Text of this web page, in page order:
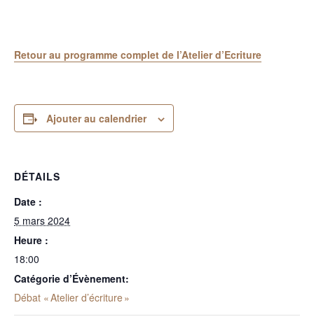
Retour au programme complet de l’Atelier d’Ecriture
Ajouter au calendrier
DÉTAILS
Date :
5 mars 2024
Heure :
18:00
Catégorie d’Évènement:
Débat « Atelier d’écriture »